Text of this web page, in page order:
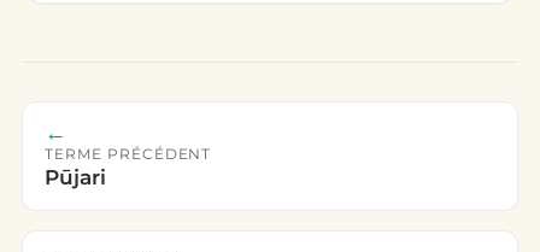
←
TERME PRÉCÉDENT
Pūjari